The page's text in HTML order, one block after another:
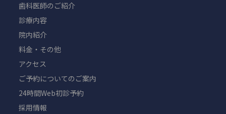
歯科医師のご紹介
診療内容
院内紹介
料金・その他
アクセス
ご予約についてのご案内
24時間Web初診予約
採用情報